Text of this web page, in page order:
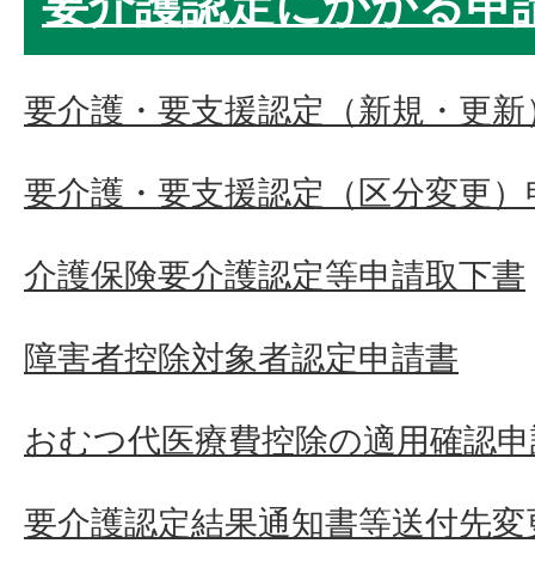
要介護・要支援認定（新規・更新
要介護・要支援認定（区分変更）
介護保険要介護認定等申請取下書
障害者控除対象者認定申請書
おむつ代医療費控除の適用確認
要介護認定結果通知書等送付先変